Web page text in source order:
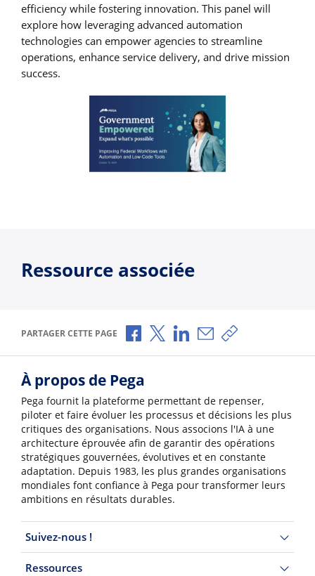
efficiency while fostering innovation. This panel will
explore how leveraging advanced automation
technologies can empower agencies to streamline
operations, enhance service delivery, and drive mission
success.
Ressource associée
PARTAGER CETTE PAGE Partager via Facebook
Partager via X
Partager via LinkedIn
Partager par e-mail
Copier le lien
À propos de Pega
Pega fournit la plateforme permettant de repenser,
piloter et faire évoluer les processus et décisions les plus
critiques des organisations. Nous associons l'IA à une
architecture éprouvée afin de garantir des opérations
stratégiques gouvernées, évolutives et en constante
adaptation. Depuis 1983, les plus grandes organisations
mondiales font confiance à Pega pour transformer leurs
ambitions en résultats durables.
Suivez-nous !
Ressources